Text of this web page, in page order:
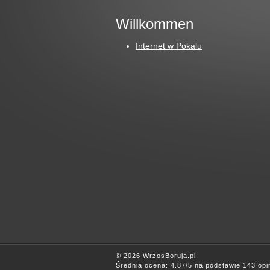
Willkommen
Internet w Pokalu
© 2026 WrzosBoruja.pl
Średnia ocena: 4.87/5 na podstawie 143